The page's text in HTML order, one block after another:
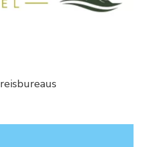
reisbureaus